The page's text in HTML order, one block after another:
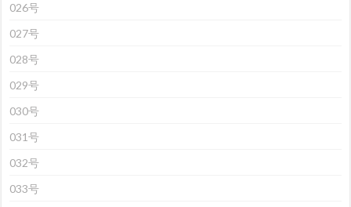
026号
027号
028号
029号
030号
031号
032号
033号